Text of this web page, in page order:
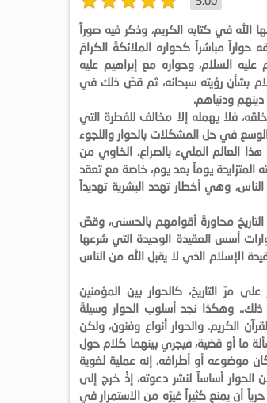
الله في كتابه الكريم، وذكر فيه صوراً
مباشراً كحواره الملائكةَ الكرامَ
السلام، وحواره مع إبراهيم عليه
بشأن رؤيته سبحانه، ثم قصّ ذلك في
دينهم ودنياهم.
فلا يهمله إلا مخالف للفطرة التي
في حل المشكلات بالحوار واللجوء
العالم المليء بالصراع، الخاوي من
المتزايدة يوماً بعد يوم، خاصة مع تعقد
وهي أخطار تهدد البشرية تهديداً
محاورةَ أقوامهم بالحسنى، وقصّ
أسس العقيدة الوحيدة التي شرعها
الإسلام الذي لا يقبل الله من الناس
مرّ التاريخ، كالحوار بين المؤمنين
ذلك.. وهكذا نجد أسلوب الحوار وسيلةَ
الكريم. والحوار أنواع وفنون، ولكن
ما أو قضية، فيجري بينهما كلام حول
موضوعه أو أطرافه، إنه عملية لغوية
أساساً لنشر دعوته، إذْ خرج إلى
أن يمنع كثيراً غيرَه من الاستمرار في